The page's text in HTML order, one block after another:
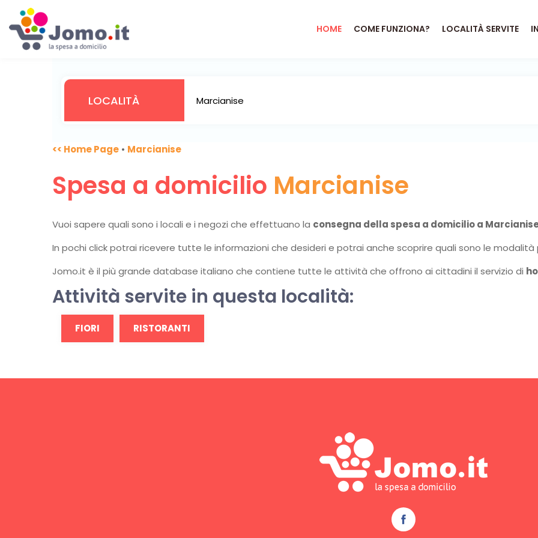
HOME COME FUNZIONA? LOCALITÀ SERVITE
<< Home Page • Marcianise
Spesa a domicilio Marcianise
Vuoi sapere quali sono i locali e i negozi che effettuano la consegna della spesa a domicilio a
In pochi click potrai ricevere tutte le informazioni che desideri e potrai anche scoprire quali sono le
Jomo.it è il più grande database italiano che contiene tutte le attività che offrono ai cittadini il servizio di
Attività servite in questa località:
FIORI RISTORANTI